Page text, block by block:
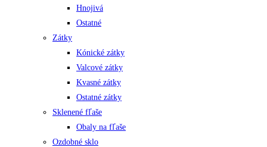
Hnojivá
Ostatné
Zátky
Kónické zátky
Valcové zátky
Kvasné zátky
Ostatné zátky
Sklenené fľaše
Obaly na fľaše
Ozdobné sklo